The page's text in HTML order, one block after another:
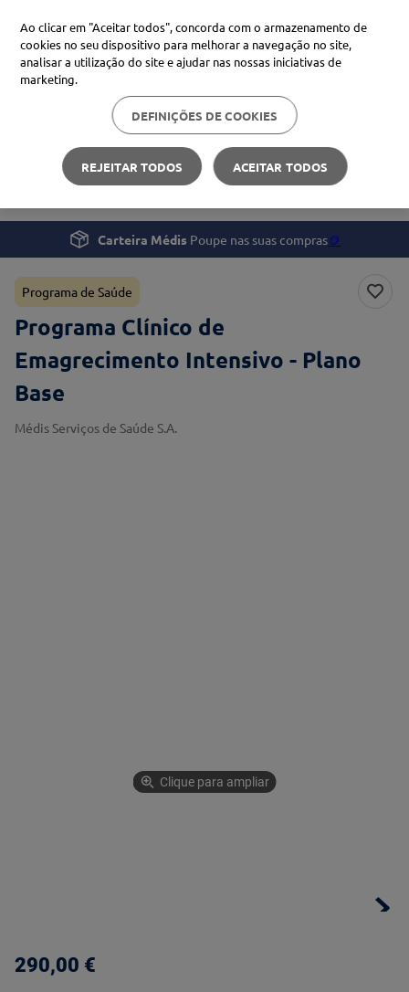
Procure no Marketplace Médis
Pesquisas mais comuns
xiaomi
4º cerave
Programas e Serviços
Programas de Saúde
Programa Clínico de Emagrecimento Intensivo
Carteira Médis Poupe nas suas compras🪙
Programa de Saúde
Programa Clínico de
Emagrecimento Intensivo - Plano
Base
Médis Serviços de Saúde S.A.
Clique para ampliar
290,00 €
Ao clicar em "Aceitar todos", concorda com o armazenamento de
cookies no seu dispositivo para melhorar a navegação no site,
analisar a utilização do site e ajudar nas nossas iniciativas de
marketing.
DEFINIÇÕES DE COOKIES
REJEITAR TODOS ACEITAR TODOS